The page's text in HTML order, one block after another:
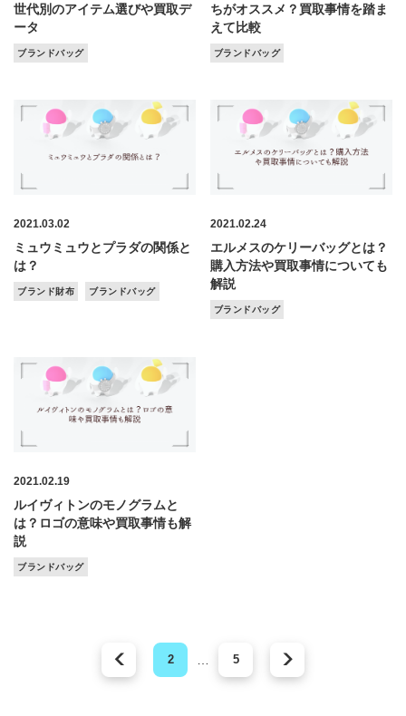
世代別のアイテム選びや買取デ
ータ
ブランドバッグ
ちがオススメ？買取事情を踏ま
えて比較
ブランドバッグ
2021.03.02
ミュウミュウとプラダの関係と
は？
ブランド財布 ブランドバッグ
2021.02.24
エルメスのケリーバッグとは？
購入方法や買取事情についても
解説
ブランドバッグ
2021.02.19
ルイヴィトンのモノグラムと
は？ロゴの意味や買取事情も解
説
ブランドバッグ
2 … 5